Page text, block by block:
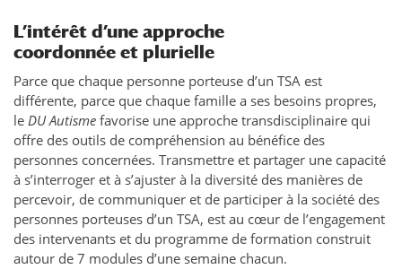
L’intérêt d’une approche
coordonnée et plurielle
Parce que chaque personne porteuse d’un TSA est
différente, parce que chaque famille a ses besoins propres,
le DU Autisme favorise une approche transdisciplinaire qui
offre des outils de compréhension au bénéfice des
personnes concernées. Transmettre et partager une capacité
à s’interroger et à s’ajuster à la diversité des manières de
percevoir, de communiquer et de participer à la société des
personnes porteuses d’un TSA, est au cœur de l’engagement
des intervenants et du programme de formation construit
autour de 7 modules d’une semaine chacun.